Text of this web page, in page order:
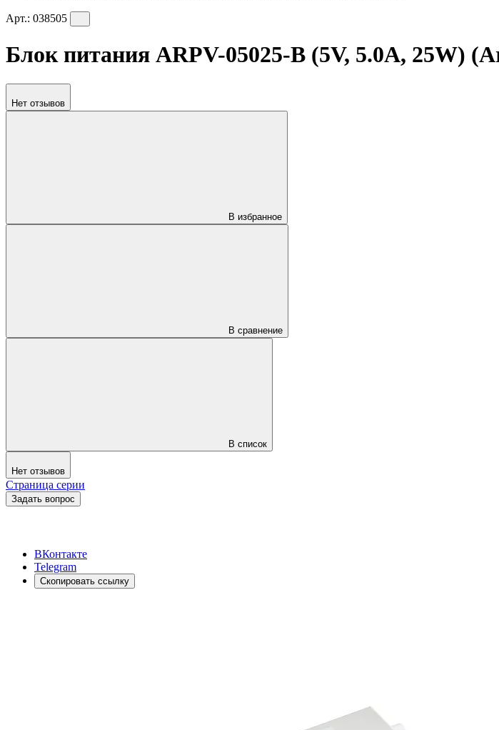
Арт.: 038505
Блок питания ARPV-05025-B (5V, 5.0A, 25W)
Нет отзывов
В избранное
В сравнение
В список
Нет отзывов
Страница серии
Задать вопрос
ВКонтакте
Telegram
Скопировать ссылку